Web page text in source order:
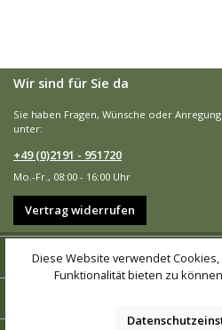
Wir sind für Sie da
Sie haben Fragen, Wünsche oder
unter:
+49 (0)2191 - 951720
Mo.-Fr., 08:00 - 16:00 Uhr
Vertrag widerrufen
Shop-Service
Diese Website verwendet
Funktionalität bieten zu